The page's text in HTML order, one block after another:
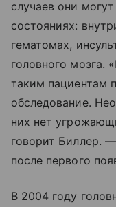
случаев они
состояниях:
гематомах,
головного мозга.
таким пациентам
обследование.
них нет
говорит Биллер.
после первого
В 2004 году